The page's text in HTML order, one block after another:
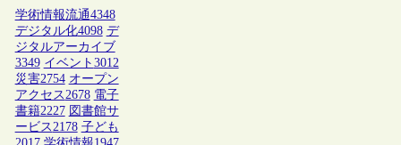
学術情報流通4348
デジタル化4098 デ
ジタルアーカイブ
3349 イベント 3012
災害2754 オープン
アクセス2678 電子
書籍2227 図書館サ
ービス2178 子ども